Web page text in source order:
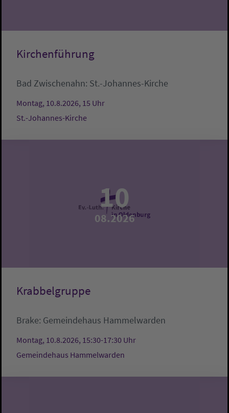
Kirchenführung
Bad Zwischenahn: St.-Johannes-Kirche
Montag, 10.8.2026, 15 Uhr
St.-Johannes-Kirche
10
08.2026
Krabbelgruppe
Brake: Gemeindehaus Hammelwarden
Montag, 10.8.2026, 15:30-17:30 Uhr
Gemeindehaus Hammelwarden